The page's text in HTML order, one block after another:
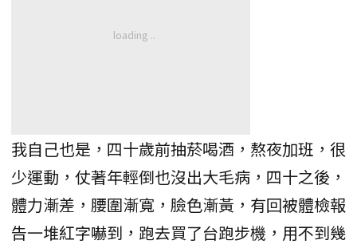
我自己也是，四十歲前抽菸喝酒，熬夜加班，很
少運動，仗著年輕倒也沒出大毛病，四十之後，
體力漸差，腰圍漸寬，臉色漸黃，有回被體檢報
告一堆紅字嚇到，跑去買了台跑步機，用不到幾